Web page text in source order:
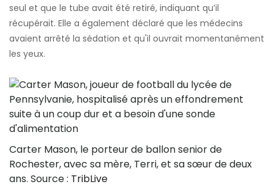
seul et que le tube avait été retiré, indiquant qu’il
récupérait. Elle a également déclaré que les médecins
avaient arrêté la sédation et qu'il ouvrait momentanément
les yeux.
Carter Mason, le porteur de ballon senior de
Rochester, avec sa mère, Terri, et sa sœur de deux
ans. Source : TribLive